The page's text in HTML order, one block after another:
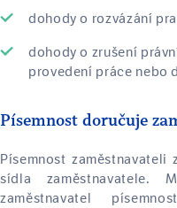
dohody o rozvázání
dohody o zrušení
provedení práce nebo
Písemnost doručuje
Písemnost
sídla zaměstnavatele.
zaměstnavatel